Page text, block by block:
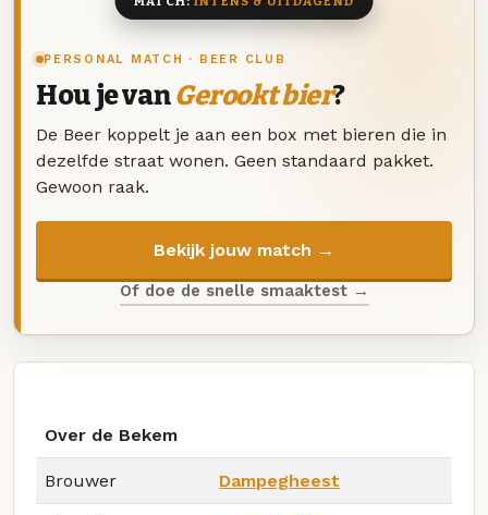
PERSONAL MATCH · BEER CLUB
Hou je vanGerookt bier?
De Beer koppelt je aan een box met bieren die in
dezelfde straat wonen. Geen standaard pakket.
Gewoon raak.
Bekijk jouw match →
Of doe de snelle smaaktest →
Over de Bekem
Brouwer Dampegheest